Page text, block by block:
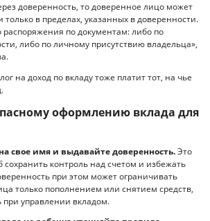
доверенность, то доверенное лицо может
только в пределах, указанных в доверенности.
распоряжения по документам: либо по
либо по личному присутствию владельца»,
на доход по вкладу тоже платит тот, на чье
оформлению вклада для
свое имя и выдавайте доверенность.Это
сохранить контроль над счетом и избежать
при этом может ограничивать
только пополнением или снятием средств,
при управлении вкладом.